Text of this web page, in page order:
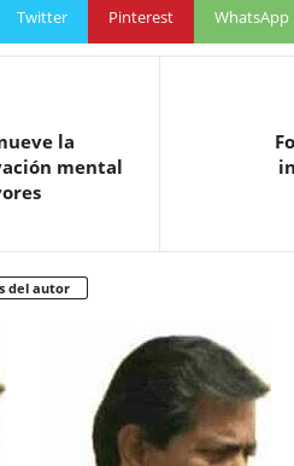
Twitter Pinterest WhatsApp
la
mental
del autor